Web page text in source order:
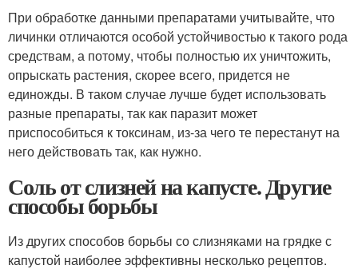
При обработке данными препаратами учитывайте, что
личинки отличаются особой устойчивостью к такого рода
средствам, а потому, чтобы полностью их уничтожить,
опрыскать растения, скорее всего, придется не
единожды. В таком случае лучше будет использовать
разные препараты, так как паразит может
приспособиться к токсинам, из-за чего те перестанут на
него действовать так, как нужно.
Соль от слизней на капусте. Другие
способы борьбы
Из других способов борьбы со слизняками на грядке с
капустой наиболее эффективны несколько рецептов.